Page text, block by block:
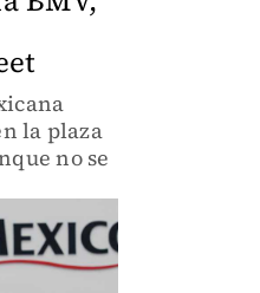
la plaza
no se